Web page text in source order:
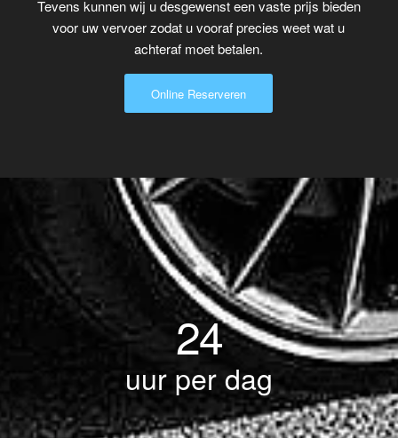
Tevens kunnen wij u desgewenst een vaste prijs bieden
voor uw vervoer zodat u vooraf precies weet wat u
achteraf moet betalen.
Online Reserveren
24
uur per dag